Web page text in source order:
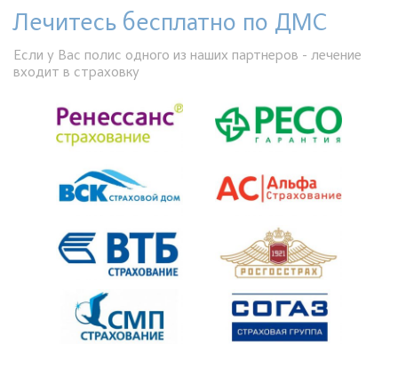
Лечитесь бесплатно по ДМС
Если у Вас полис одного из наших партнеров - лечение
входит в страховку